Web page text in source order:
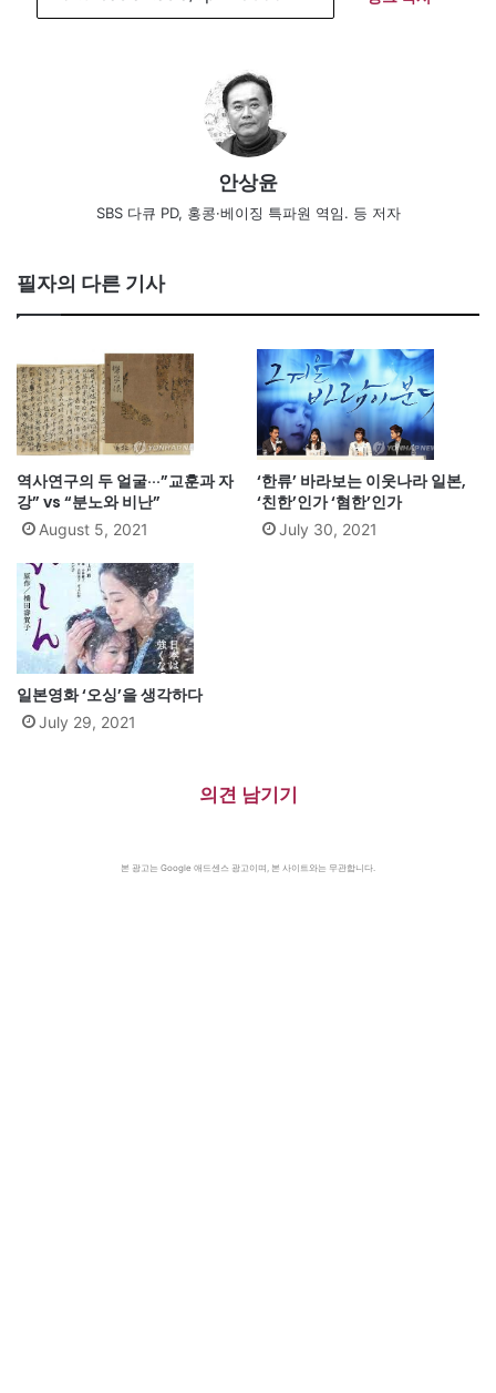
안상윤
SBS 다큐 PD, 홍콩·베이징 특파원 역임. 등 저자
필자의 다른 기사
역사연구의 두 얼굴···”교훈과 자
강” vs “분노와 비난”
August 5, 2021
‘한류’ 바라보는 이웃나라 일본,
‘친한’인가 ‘혐한’인가
July 30, 2021
일본영화 ‘오싱’을 생각하다
July 29, 2021
의견 남기기
본 광고는 Google 애드센스 광고이며, 본 사이트와는 무관합니다.